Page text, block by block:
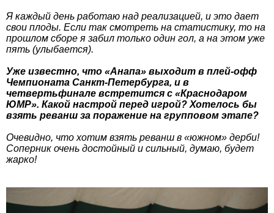
Я каждый день работаю над реализацией, и это дает
свои плоды. Если так смотреть на статистику, то на
прошлом сборе я забил только один гол, а на этом уже
пять (улыбается).
Уже известно, что «Анапа» выходит в плей-офф
Чемпионата Санкт-Петербурга, и в
четвертьфинале встретится с «Краснодаром
ЮМР». Какой настрой перед игрой? Хотелось бы
взять реванш за поражение на групповом этапе?
Очевидно, что хотим взять реванш в «южном» дерби!
Соперник очень достойный и сильный, думаю, будет
жарко!